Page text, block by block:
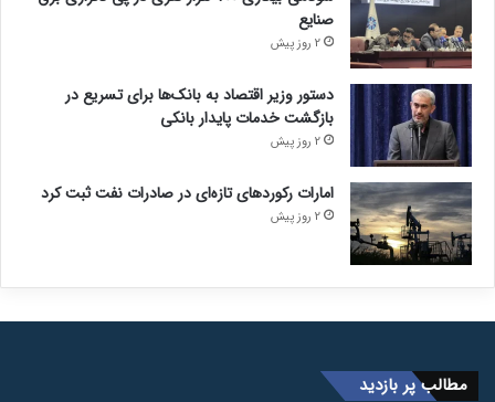
صنایع
2 روز پیش
دستور وزیر اقتصاد به بانک‌ها برای تسریع در
بازگشت خدمات پایدار بانکی
2 روز پیش
امارات رکورد‌های تازه‌ای در صادرات نفت ثبت کرد
2 روز پیش
مطالب پر بازدید